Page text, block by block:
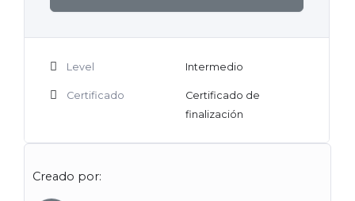
Level Intermedio
Certificado
Certificado de
finalización
Creado por: